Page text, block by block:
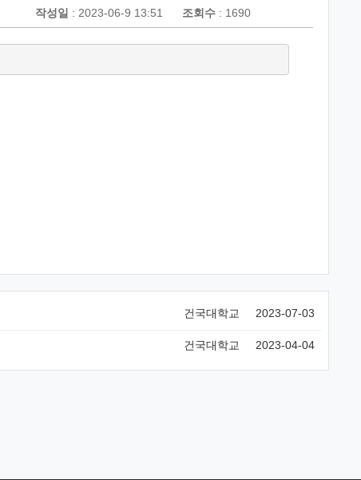
작성일 : 2023-06-9 13:51 조회수: 1690
2023-07-03
건국대학교
2023-04-04
건국대학교